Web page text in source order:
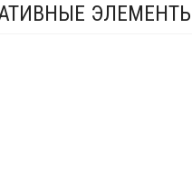
ЭЛЕМЕНТЫ